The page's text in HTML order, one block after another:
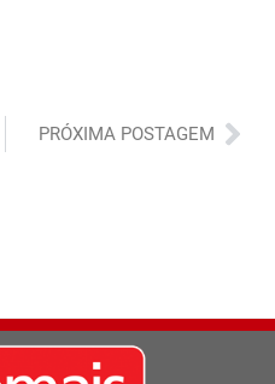
PRÓXIMA POSTAGEM